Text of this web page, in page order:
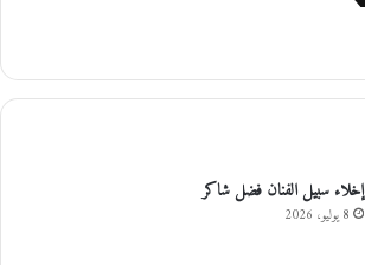
إخلاء سبيل الفنان فضل شاكر
8 يوليو، 2026